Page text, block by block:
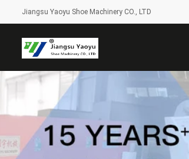
Jiangsu Yaoyu Shoe Machinery CO., LTD